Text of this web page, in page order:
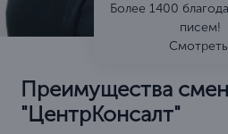
Более 1400
писем!
Преимущества
"ЦентрКонсалт"